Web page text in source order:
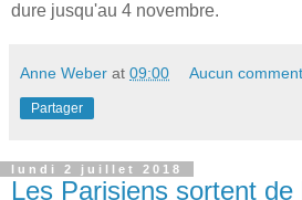
dure jusqu'au 4 novembre.
Anne Weber at 09:00 Aucun
Partager
lundi 2 juillet 2018
Les Parisiens sortent